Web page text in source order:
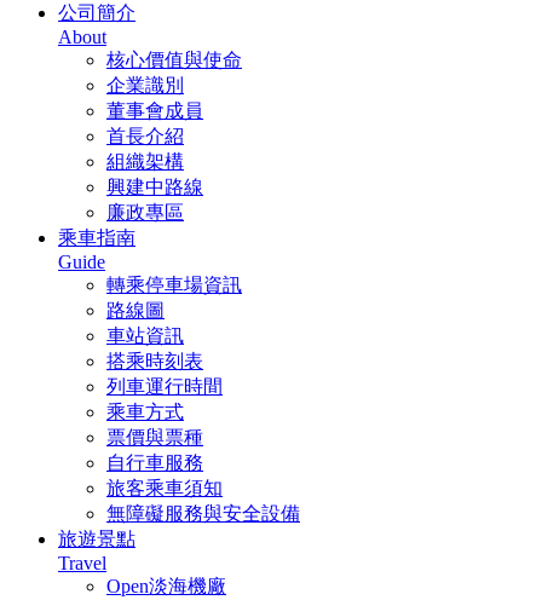
公司簡介
About
核心價值與使命
企業識別
董事會成員
首長介紹
組織架構
興建中路線
廉政專區
乘車指南
Guide
轉乘停車場資訊
路線圖
車站資訊
搭乘時刻表
列車運行時間
乘車方式
票價與票種
自行車服務
旅客乘車須知
無障礙服務與安全設備
旅遊景點
Travel
Open淡海機廠